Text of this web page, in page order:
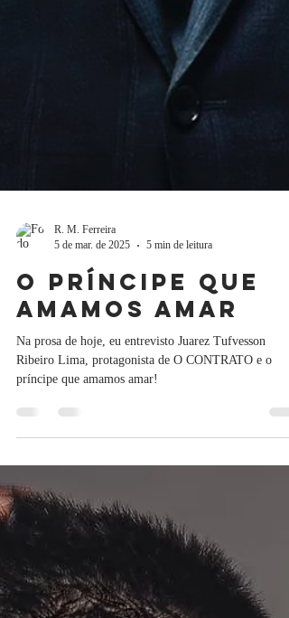
5 de mar. de 2025
5 min de leitura
o príncipe que
amamos amar
Na prosa de hoje, eu entrevisto Juarez Tufvesson
Ribeiro Lima, protagonista de O CONTRATO e o
príncipe que amamos amar!